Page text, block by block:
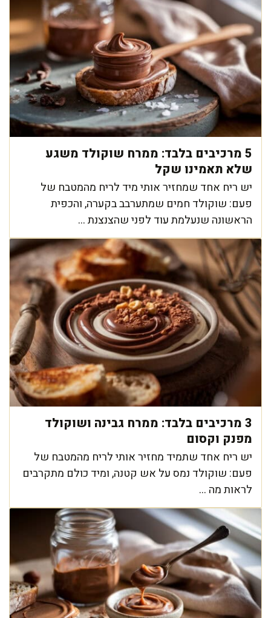
5 מרכיבים בלבד: ממרח שוקולד משגע
שלא תאמינו שקל
יש ריח אחד שמחזיר אותי מיד לריח מהמטבח של
פעם: שוקולד חמים שמתערבב בקערה, והכפית
הראשונה שנעלמת עוד לפני שהצנצנת ...
3 מרכיבים בלבד: ממרח גבינה ושוקולד
מפנק וקסום
יש ריח אחד שתמיד מחזיר אותי לריח מהמטבח של
פעם: שוקולד נמס על אש קטנה, ומיד כולם מתקרבים
לראות מה ...